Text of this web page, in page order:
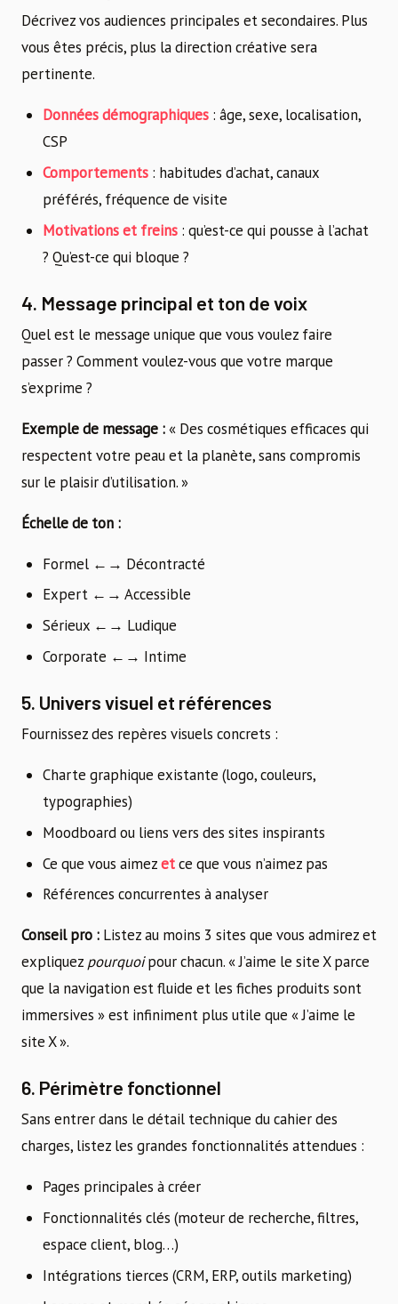
Décrivez vos audiences principales et secondaires. Plus
vous êtes précis, plus la direction créative sera
pertinente.
Données démographiques : âge, sexe, localisation,
CSP
Comportements : habitudes d’achat, canaux
préférés, fréquence de visite
Motivations et freins : qu’est-ce qui pousse à l’achat
? Qu’est-ce qui bloque ?
4. Message principal et ton de voix
Quel est le message unique que vous voulez faire
passer ? Comment voulez-vous que votre marque
s’exprime ?
Exemple de message :« Des cosmétiques efficaces qui
respectent votre peau et la planète, sans compromis
sur le plaisir d’utilisation. »
Échelle de ton :
Formel ←→ Décontracté
Expert ←→ Accessible
Sérieux ←→ Ludique
Corporate ←→ Intime
5. Univers visuel et références
Fournissez des repères visuels concrets :
Charte graphique existante (logo, couleurs,
typographies)
Moodboard ou liens vers des sites inspirants
Ce que vous aimezetce que vous n’aimez pas
Références concurrentes à analyser
Conseil pro : Listez au moins 3 sites que vous admirez et
expliquez pourquoipour chacun. « J’aime le site X parce
que la navigation est fluide et les fiches produits sont
immersives » est infiniment plus utile que « J’aime le
site X ».
6. Périmètre fonctionnel
Sans entrer dans le détail technique du cahier des
charges, listez les grandes fonctionnalités attendues :
Pages principales à créer
Fonctionnalités clés (moteur de recherche, filtres,
espace client, blog…)
Intégrations tierces (CRM, ERP, outils marketing)